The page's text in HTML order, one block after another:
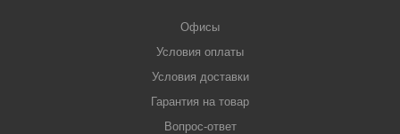
Офисы
Условия оплаты
Условия доставки
Гарантия на товар
Вопрос-ответ